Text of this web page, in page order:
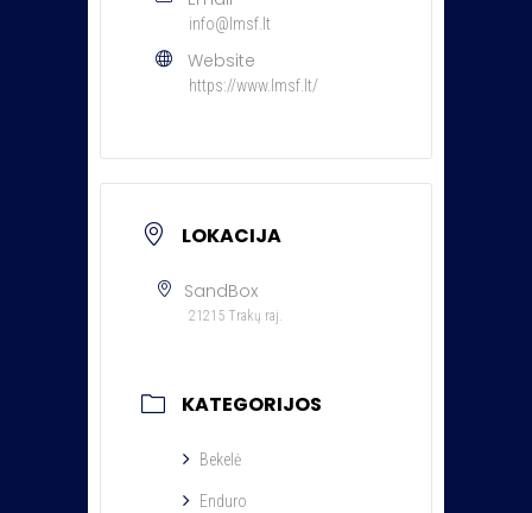
info@lmsf.lt
Website
https://www.lmsf.lt/
LOKACIJA
SandBox
21215 Trakų raj.
KATEGORIJOS
Bekelė
Enduro